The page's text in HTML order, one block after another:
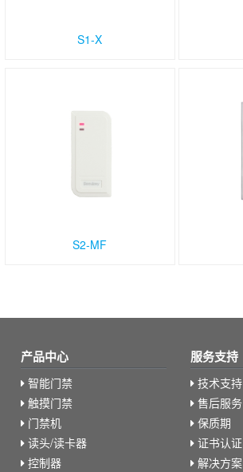
S1-X
S2-MF
产品中心
智能门禁
触摸门禁
门禁机
读头/读卡器
控制器
服务支持
技术支持
售后服务
保质期
证书认证
解决方案